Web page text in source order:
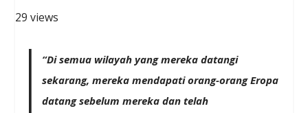
29 views
“Di semua wilayah yang mereka datangi
sekarang, mereka mendapati orang-orang Eropa
datang sebelum mereka dan telah